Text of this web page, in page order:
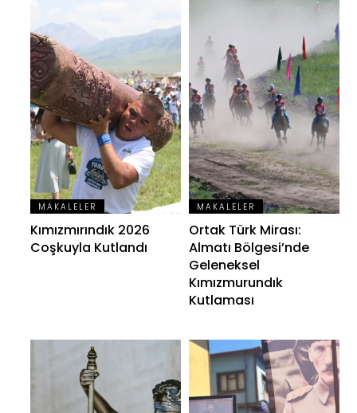
MAKALELER
Kımızmırındık 2026
Coşkuyla Kutlandı
MAKALELER
Ortak Türk Mirası:
Almatı Bölgesi’nde
Geleneksel
Kımızmurundık
Kutlaması